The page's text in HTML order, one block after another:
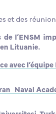
et des
de l’ENSM
Lituanie.
avec l’équipe
Naval